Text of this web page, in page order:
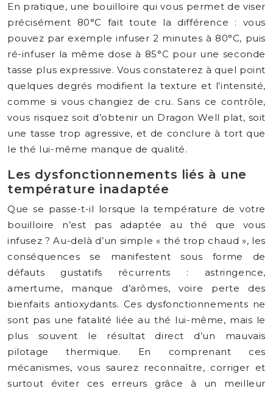
En pratique, une bouilloire qui vous permet de viser
précisément 80°C fait toute la différence : vous
pouvez par exemple infuser 2 minutes à 80°C, puis
ré-infuser la même dose à 85°C pour une seconde
tasse plus expressive. Vous constaterez à quel point
quelques degrés modifient la texture et l’intensité,
comme si vous changiez de cru. Sans ce contrôle,
vous risquez soit d’obtenir un Dragon Well plat, soit
une tasse trop agressive, et de conclure à tort que
le thé lui-même manque de qualité.
Les dysfonctionnements liés à une
température inadaptée
Que se passe-t-il lorsque la température de votre
bouilloire n’est pas adaptée au thé que vous
infusez ? Au-delà d’un simple « thé trop chaud », les
conséquences se manifestent sous forme de
défauts gustatifs récurrents : astringence,
amertume, manque d’arômes, voire perte des
bienfaits antioxydants. Ces dysfonctionnements ne
sont pas une fatalité liée au thé lui-même, mais le
plus souvent le résultat direct d’un mauvais
pilotage thermique. En comprenant ces
mécanismes, vous saurez reconnaître, corriger et
surtout éviter ces erreurs grâce à un meilleur